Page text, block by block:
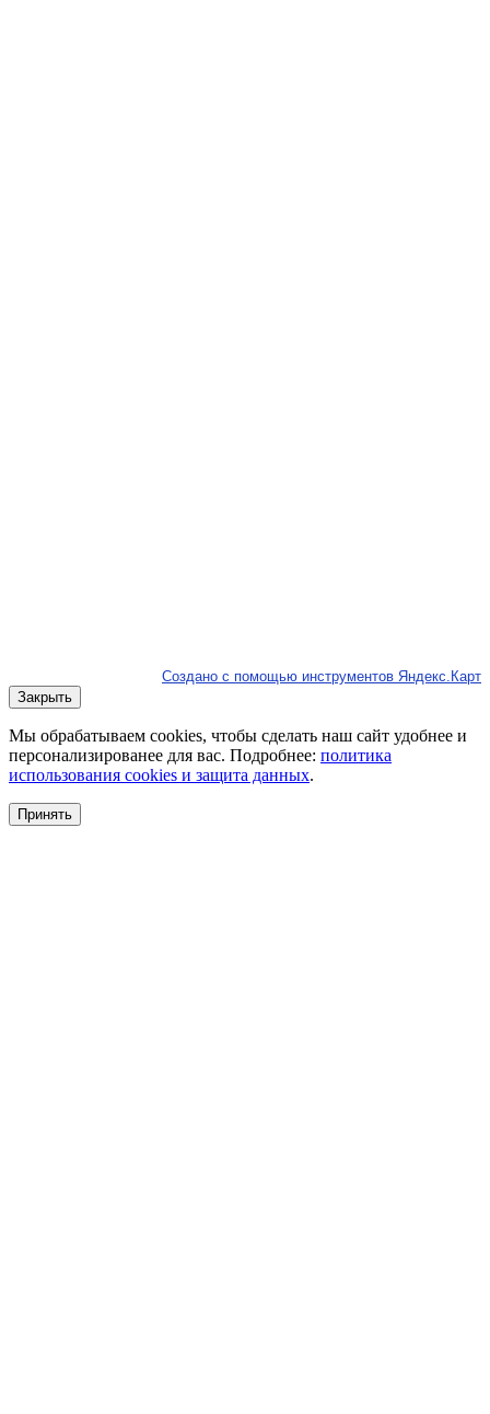
Создано с помощью инструментов Яндекс.Карт
Закрыть
Мы обрабатываем cookies, чтобы сделать наш сайт удобнее и
персонализированее для вас. Подробнее: политика
использования cookies и защита данных.
Принять